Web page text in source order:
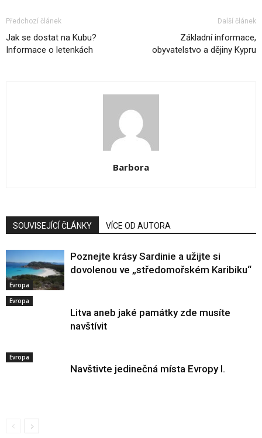
Předchozí článek
Jak se dostat na Kubu?
Informace o letenkách
Další článek
Základní informace,
obyvatelstvo a dějiny Kypru
Barbora
SOUVISEJÍCÍ ČLÁNKY VÍCE OD AUTORA
Evropa
Poznejte krásy Sardinie a užijte si
dovolenou ve „středomořském Karibiku“
Evropa
Litva aneb jaké památky zde musíte
navštívit
Evropa
Navštivte jedinečná místa Evropy I.